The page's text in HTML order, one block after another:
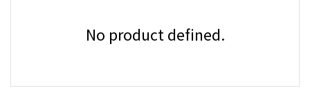
No product defined.